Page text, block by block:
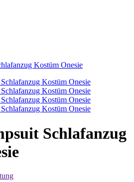
Kostüm Onesie
Schlafanzug